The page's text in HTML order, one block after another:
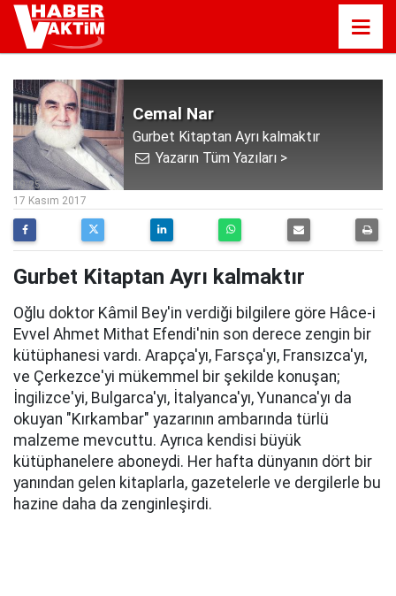
Cemal Nar
Gurbet Kitaptan Ayrı kalmaktır
Yazarın Tüm Yazıları >
19:25
17 Kasım 2017
Gurbet Kitaptan Ayrı kalmaktır
Oğlu doktor Kâmil Bey'in verdiği bilgilere göre Hâce-i
Evvel Ahmet Mithat Efendi'nin son derece zengin bir
kütüphanesi vardı. Arapça'yı, Farsça'yı, Fransızca'yı,
ve Çerkezce'yi mükemmel bir şekilde konuşan;
İngilizce'yi, Bulgarca'yı, İtalyanca'yı, Yunanca'yı da
okuyan "Kırkambar" yazarının ambarında türlü
malzeme mevcuttu. Ayrıca kendisi büyük
kütüphanelere aboneydi. Her hafta dünyanın dört bir
yanından gelen kitaplarla, gazetelerle ve dergilerle bu
hazine daha da zenginleşirdi.